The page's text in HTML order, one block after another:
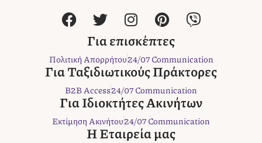
F
a
e
b
o
o
k
T
w
i
t
t
e
r
I
n
s
t
a
g
r
a
m
P
i
n
t
e
r
e
s
t
V
i
e
r
Για επισκέπτες
Πολιτική Απορρήτου24/07 Communication
Για Ταξιδιωτικούς Πράκτορες
B2B Access24/07 Communication
Για Ιδιοκτήτες Ακινήτων
Εκτίμηση Ακινήτου24/07 Communication
Η Εταιρεία μας